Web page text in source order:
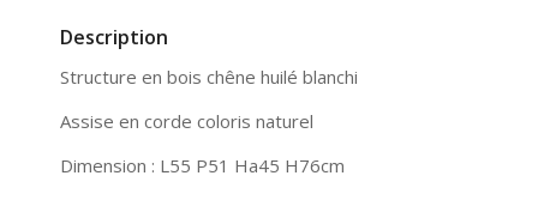
Description
Structure en bois chêne huilé blanchi
Assise en corde coloris naturel
Dimension : L55 P51 Ha45 H76cm